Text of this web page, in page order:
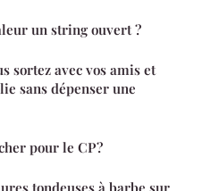
un string ouvert ?
sortez avec vos amis et
sans dépenser une
pour le CP ?
tondeuses à barbe sur